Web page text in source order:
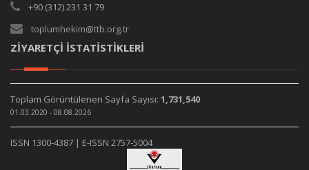
+90 (312) 231 31 79
toplumhekim@ttb.org.tr
ZİYARETÇİ İSTATİSTİKLERİ
Toplam Görüntülenen Sayfa Sayısı: 1,731,540
01.03.2020 - 08.08.2026
ISSN 1300-4387 | E-ISSN 2757-5004